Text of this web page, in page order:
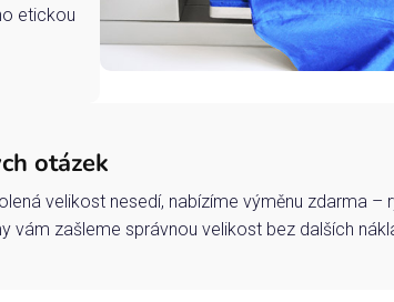
etickou
otázek
velikost nesedí, nabízíme výměnu zdarma –
vám zašleme správnou velikost bez dalších